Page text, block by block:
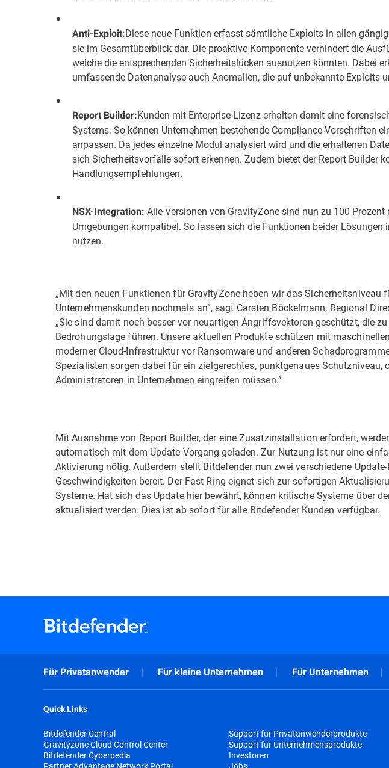
Anti-Exploit:Diese neue Funktion erfasst sämtliche Exploits in allen
sie im Gesamtüberblick dar. Die proaktive Komponente verhindert die
welche die entsprechenden Sicherheitslücken ausnutzen könnten. Dabei
umfassende Datenanalyse auch Anomalien, die auf unbekannte Exploits
Report Builder:Kunden mit Enterprise-Lizenz erhalten damit eine
Systems. So können Unternehmen bestehende Compliance-Vorschriften
anpassen. Da jedes einzelne Modul analysiert wird und die erhaltenen
sich Sicherheitsvorfälle sofort erkennen. Zudem bietet der Report Builder
Handlungsempfehlungen.
NSX-Integration: Alle Versionen von GravityZone sind nun zu 100 Prozent
Umgebungen kompatibel. So lassen sich die Funktionen beider
nutzen.
„Mit den neuen Funktionen für GravityZone heben wir das Sicherheitsniveau
Unternehmenskunden nochmals an”, sagt Carsten Böckelmann, Regional
„Sie sind damit noch besser vor neuartigen Angriffsvektoren geschützt, die
Bedrohungslage führen. Unsere aktuellen Produkte schützen mit
moderner Cloud-Infrastruktur vor Ransomware und anderen
Spezialisten sorgen dabei für ein zielgerechtes, punktgenaues Schutzniveau,
Administratoren in Unternehmen eingreifen müssen.”
Mit Ausnahme von Report Builder, der eine Zusatzinstallation erfordert,
automatisch mit dem Update-Vorgang geladen. Zur Nutzung ist nur eine
Aktivierung nötig. Außerdem stellt Bitdefender nun zwei verschiedene
Geschwindigkeiten bereit. Der Fast Ring eignet sich zur sofortigen
Systeme. Hat sich das Update hier bewährt, können kritische Systeme über
aktualisiert werden. Dies ist ab sofort für alle Bitdefender Kunden verfügbar.
Für Privatanwender Für kleine Unternehmen Für Unternehmen
Quick Links
Bitdefender Central
Gravityzone Cloud Control Center
Bitdefender Cyberpedia
Support für Privatanwenderprodukte
Support für Unternehmensprodukte
Investoren